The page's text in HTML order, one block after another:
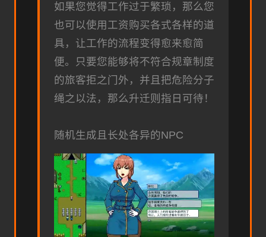
如果您觉得工作过于繁琐，那么您
也可以使用工资购买各式各样的道
具，让工作的流程变得愈来愈简
便。只要您能够将不符合规章制度
的旅客拒之门外，并且把危险分子
绳之以法，那么升迁则指日可待！
随机生成且长处各异的NPC